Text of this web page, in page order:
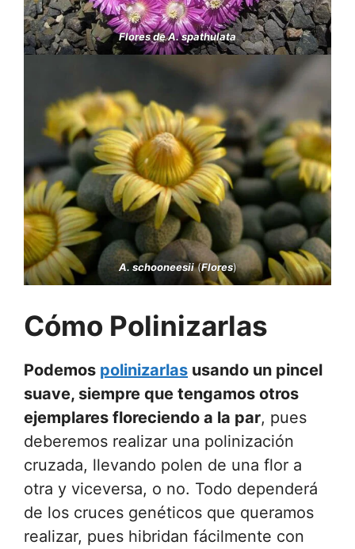
Flores de A. spathulata
A. schooneesii(Flores)
Cómo Polinizarlas
Podemos polinizarlas usando un pincel
suave, siempre que tengamos otros
ejemplares floreciendo a la par, pues
deberemos realizar una polinización
cruzada, llevando polen de una flor a
otra y viceversa, o no. Todo dependerá
de los cruces genéticos que queramos
realizar, pues hibridan fácilmente con